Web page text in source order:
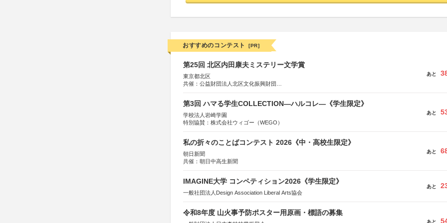
おすすめのコンテスト [PR]
第25回 北区内田康夫ミステリー文学賞
東京都北区
共催：公益財団法人北区文化振興財団
協賛：株式会社実業之日本社
あと
第3回 ハマる学生COLLECTION―ハルコレ―《学生限定》
学校法人岩崎学園
特別協賛：株式会社ウィゴー（WEGO）
あと
私の折々のことばコンテスト 2026《中・高校生限定》
朝日新聞
共催：朝日中高生新聞
あと
IMAGINE大学 コンペティション2026《学生限定》
一般社団法人Design Association Liberal Arts協会
あと
令和8年度 山火事予防ポスター用原画・標語の募集
あと